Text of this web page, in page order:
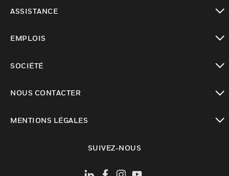
ASSISTANCE
EMPLOIS
SOCIÉTÉ
NOUS CONTACTER
MENTIONS LÉGALES
SUIVEZ-NOUS